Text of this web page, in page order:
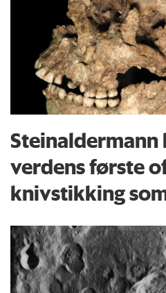
verdens første
knivstikking